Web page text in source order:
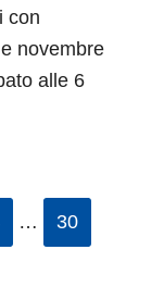
con
novembre
alle 6
… 30